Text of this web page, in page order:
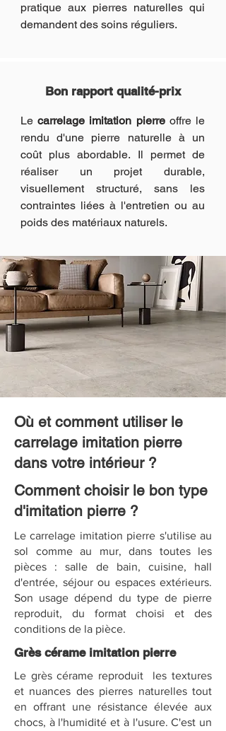
pratique aux pierres naturelles qui
demandent des soins réguliers.
Bon rapport qualité-prix
Lecarrelage imitation pierreoffre le
rendu d'une pierre naturelle à un
coût plus abordable. Il permet de
réaliser un projet durable,
visuellement structuré, sans les
contraintes liées à l'entretien ou au
poids des matériaux naturels.
Où et comment utiliser le
carrelage imitation pierre
dans votre intérieur ?
Comment choisir le bon type
d'imitation pierre ?
Le carrelage imitation pierre s'utilise au
sol comme au mur, dans toutes les
pièces : salle de bain, cuisine, hall
d'entrée, séjour ou espaces extérieurs.
Son usage dépend du type de pierre
reproduit, du format choisi et des
conditions de la pièce.
Grès cérame imitation pierre
Le grès cérame reproduit les textures
et nuances des pierres naturelles tout
en offrant une résistance élevée aux
chocs, à l'humidité et à l'usure. C'est un